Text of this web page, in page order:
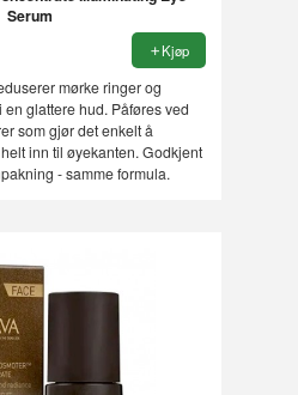
Serum
Kjøp
mørke ringer og
glattere hud. Påføres ved
som gjør det enkelt å
inn til øyekanten. Godkjent
- samme formula.